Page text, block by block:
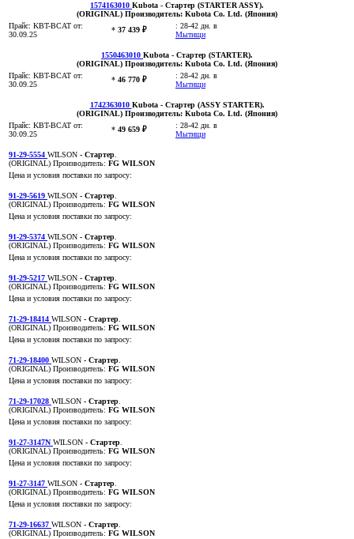
1574163010 Kubota - Стартер (STARTER ASSY).
(ORIGINAL) Производитель: Kubota Co. Ltd. (Япония)
Прайс: KBT-BCAT от:
30.09.25
* 37 439 ₽ : 28-42 дн. в
Мытищи
1550463010 Kubota - Стартер (STARTER).
(ORIGINAL) Производитель: Kubota Co. Ltd. (Япония)
Прайс: KBT-BCAT от:
30.09.25
* 46 770 ₽ : 28-42 дн. в
Мытищи
1742363010 Kubota - Стартер (ASSY STARTER).
(ORIGINAL) Производитель: Kubota Co. Ltd. (Япония)
Прайс: KBT-BCAT от:
30.09.25
* 49 659 ₽ : 28-42 дн. в
Мытищи
91-29-5554 WILSON - Стартер.
(ORIGINAL) Производитель: FG WILSON
Цена и условия поставки по запросу:
91-29-5619 WILSON - Стартер.
(ORIGINAL) Производитель: FG WILSON
Цена и условия поставки по запросу:
91-29-5374 WILSON - Стартер.
(ORIGINAL) Производитель: FG WILSON
Цена и условия поставки по запросу:
91-29-5217 WILSON - Стартер.
(ORIGINAL) Производитель: FG WILSON
Цена и условия поставки по запросу:
71-29-18414 WILSON - Стартер.
(ORIGINAL) Производитель: FG WILSON
Цена и условия поставки по запросу:
71-29-18400 WILSON - Стартер.
(ORIGINAL) Производитель: FG WILSON
Цена и условия поставки по запросу:
71-29-17028 WILSON - Стартер.
(ORIGINAL) Производитель: FG WILSON
Цена и условия поставки по запросу:
91-27-3147N WILSON - Стартер.
(ORIGINAL) Производитель: FG WILSON
Цена и условия поставки по запросу:
91-27-3147 WILSON - Стартер.
(ORIGINAL) Производитель: FG WILSON
Цена и условия поставки по запросу:
71-29-16637 WILSON - Стартер.
(ORIGINAL) Производитель: FG WILSON